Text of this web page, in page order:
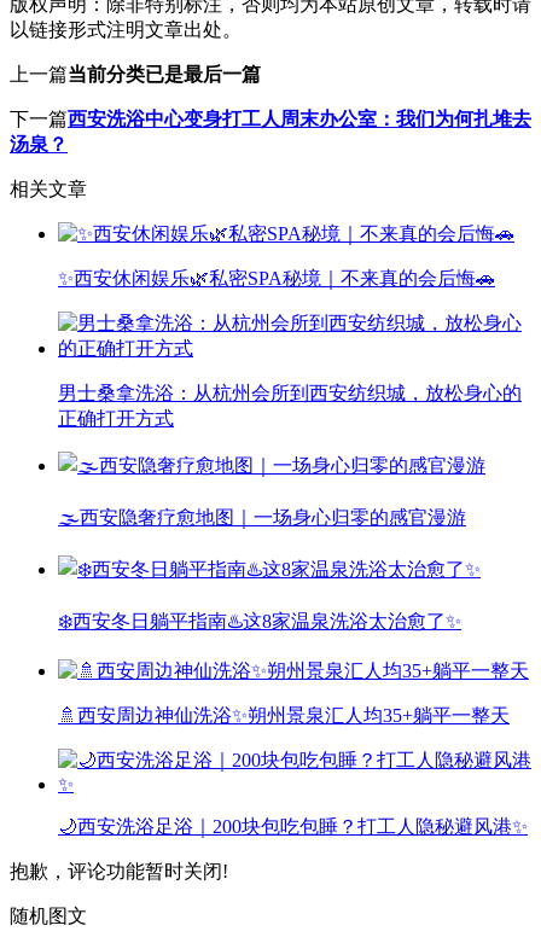
以链接形式注明文章出处。
上一篇当前分类已是最后一篇
下一篇西安洗浴中心变身打工人周末办公室：我们为何扎堆去
汤泉？
相关文章
✨西安休闲娱乐🌿私密SPA秘境｜不来真的会后悔🚗
男士桑拿洗浴：从杭州会所到西安纺织城，放松身心的
正确打开方式
🌫️西安隐奢疗愈地图｜一场身心归零的感官漫游
❄️西安冬日躺平指南♨️这8家温泉洗浴太治愈了✨
🚿西安周边神仙洗浴✨朔州景泉汇人均35+躺平一整天
🌙西安洗浴足浴｜200块包吃包睡？打工人隐秘避风港✨
抱歉，评论功能暂时关闭!
随机图文